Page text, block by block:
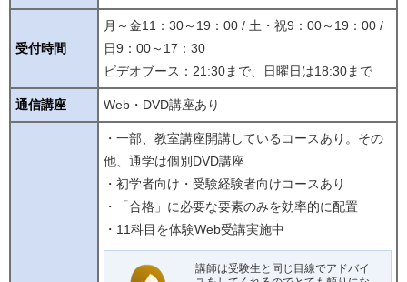
受付時間
月～金11：30～19：00 / 土・祝9：00～19：00 /
日9：00～17：30
ビデオブース：21:30まで、日曜日は18:30まで
通信講座 Web・DVD講座あり
・一部、教室講座開講しているコースあり。その
他、通学は個別DVD講座
・初学者向け・受験経験者向けコースあり
・「合格」に必要な要素のみを効率的に配置
・11科目を体験Web受講実施中
講師は受験生と同じ目線でアドバイ